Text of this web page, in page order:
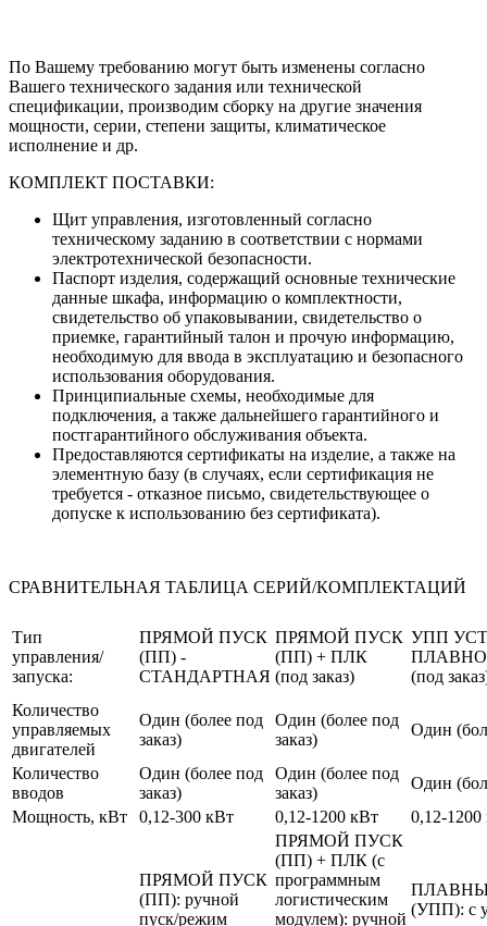
По Вашему требованию могут быть изменены согласно
Вашего технического задания или технической
спецификации, производим сборку на другие значения
мощности, серии, степени защиты, климатическое
исполнение и др.
КОМПЛЕКТ ПОСТАВКИ:
Щит управления, изготовленный согласно
техническому заданию в соответствии с нормами
электротехнической безопасности.
Паспорт изделия, содержащий основные технические
данные шкафа, информацию о комплектности,
свидетельство об упаковывании, свидетельство о
приемке, гарантийный талон и прочую информацию,
необходимую для ввода в эксплуатацию и безопасного
использования оборудования.
Принципиальные схемы, необходимые для
подключения, а также дальнейшего гарантийного и
постгарантийного обслуживания объекта.
Предоставляются сертификаты на изделие, а также на
элементную базу (в случаях, если сертификация не
требуется - отказное письмо, свидетельствующее о
допуске к использованию без сертификата).
СРАВНИТЕЛЬНАЯ ТАБЛИЦА СЕРИЙ/КОМПЛЕКТАЦИЙ
Тип
управления/
запуска:
ПРЯМОЙ ПУСК
(ПП) -
СТАНДАРТНАЯ
ПРЯМОЙ ПУСК
(ПП) + ПЛК
(под заказ)
УПП
(под
Количество
управляемых
двигателей
Один (более под
заказ)
Один (более под
заказ)
Один
Количество
вводов
Один (более под
заказ)
Один (более под
заказ)
Один
Мощность, кВт
0,12-300 кВт 0,12-1200 кВт 0,12-1200
ПРЯМОЙ ПУСК
(ПП): ручной
пуск/режим
ПРЯМОЙ ПУСК
(ПП) + ПЛК (с
программным
логистическим
модулем): ручной
(УПП): с